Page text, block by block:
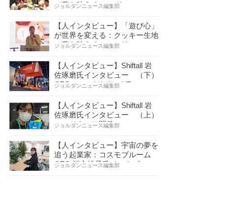
で夢を叶える コロリ…
ジョルダンニュース編集部
【人インタビュー】「遊び心」
が世界を変える：クッキー生地
で夢を叶える コロリ…
ジョルダンニュース編集部
【人インタビュー】Shiftall 岩
佐琢磨氏インタビュー （下）
CESへのこだわり VR…
ジョルダンニュース編集部
【人インタビュー】Shiftall 岩
佐琢磨氏インタビュー （上）
ハードウェア開発へ…
ジョルダンニュース編集部
【人インタビュー】宇宙の夢を
追う起業家：コスモブルーム
CEO 福永桃子氏インタビ…
ジョルダンニュース編集部